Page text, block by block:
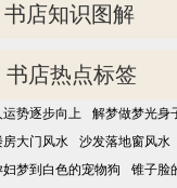
书店知识图解
书店热点标签
运势逐步向上 解梦做梦光身
房大门风水
沙发落地窗风水
妇梦到白色的宠物狗
锥子脸